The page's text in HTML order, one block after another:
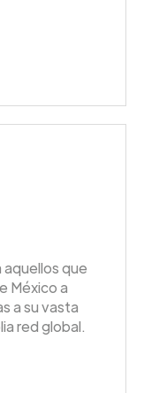
aquellos que
México a
a su vasta
red global.